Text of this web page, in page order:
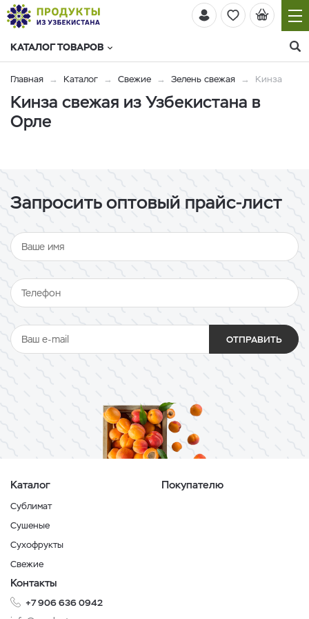
КАТАЛОГ ТОВАРОВ
Главная Каталог Свежие Зелень свежая Кинза
Кинза свежая из Узбекистана в
Орле
Запросить оптовый прайс-лист
ОТПРАВИТЬ
Каталог
Сублимат
Сушеные
Сухофрукты
Свежие
Покупателю
Контакты
+7 906 636 0942